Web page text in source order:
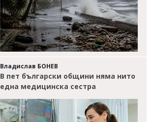
Владислав БОНЕВ
В пет български общини няма нито
една медицинска сестра